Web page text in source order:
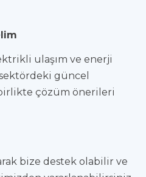
ulaşım ve enerji
güncel
çözüm önerileri
bize destek olabilir ve